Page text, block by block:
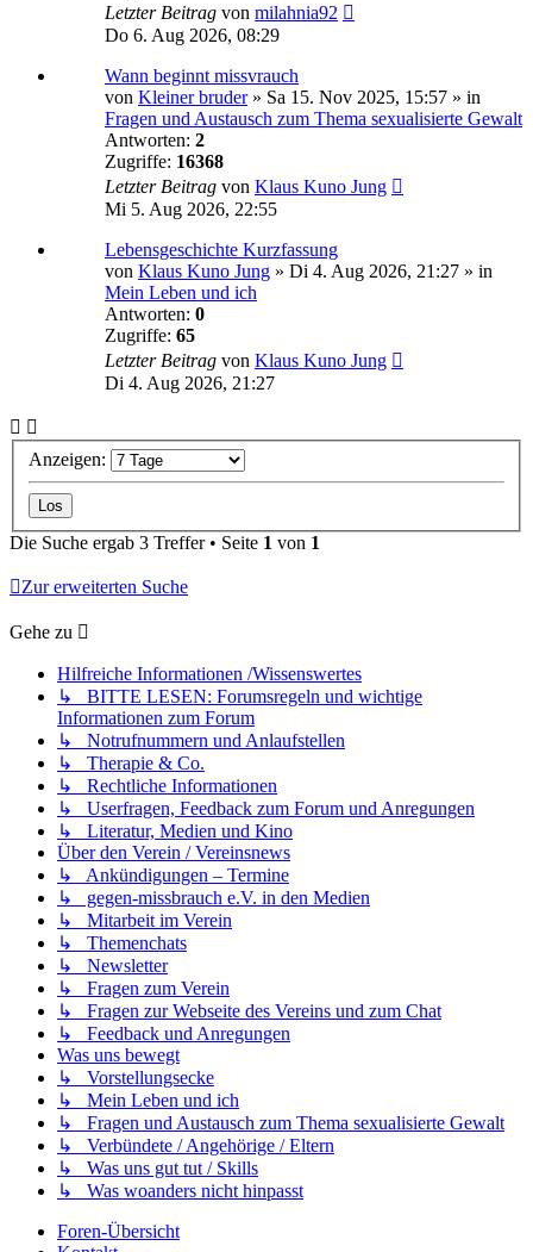
Letzter Beitrag von milahnia92
Do 6. Aug 2026, 08:29
Wann beginnt missvrauch
von Kleiner bruder» Sa 15. Nov 2025, 15:57 » in
Fragen und Austausch zum Thema sexualisierte Gewalt
Antworten: 2
Zugriffe: 16368
Letzter Beitrag von Klaus Kuno Jung
Mi 5. Aug 2026, 22:55
Lebensgeschichte Kurzfassung
von Klaus Kuno Jung » Di 4. Aug 2026, 21:27 » in
Mein Leben und ich
Antworten: 0
Zugriffe: 65
Letzter Beitrag von Klaus Kuno Jung
Di 4. Aug 2026, 21:27
Anzeigen:
Die Suche ergab 3 Treffer • Seite 1 von 1
Zur erweiterten Suche
Gehe zu
Hilfreiche Informationen /Wissenswertes
↳ BITTE LESEN: Forumsregeln und wichtige
Informationen zum Forum
↳ Notrufnummern und Anlaufstellen
↳ Therapie & Co.
↳ Rechtliche Informationen
↳ Userfragen, Feedback zum Forum und Anregungen
↳ Literatur, Medien und Kino
Über den Verein / Vereinsnews
↳ Ankündigungen – Termine
↳ gegen-missbrauch e.V. in den Medien
↳ Mitarbeit im Verein
↳ Themenchats
↳ Newsletter
↳ Fragen zum Verein
↳ Fragen zur Webseite des Vereins und zum Chat
↳ Feedback und Anregungen
Was uns bewegt
↳ Vorstellungsecke
↳ Mein Leben und ich
↳ Fragen und Austausch zum Thema sexualisierte Gewalt
↳ Verbündete / Angehörige / Eltern
↳ Was uns gut tut / Skills
↳ Was woanders nicht hinpasst
Foren-Übersicht